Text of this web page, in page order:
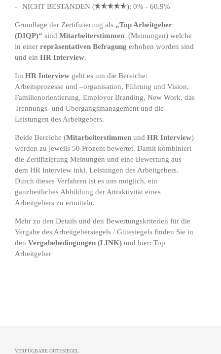
NICHT BESTANDEN (
): 0% - 60.9%
Grundlage der Zertifizierung als „Top Arbeitgeber
(DIQP)“ sind Mitarbeiterstimmen (Meinungen) welche
in einer repräsentativen Befragung erhoben worden sind
und ein HR Interview.
Im HR Interview geht es um die Bereiche:
Arbeitsprozesse und –organisation, Führung und Vision,
Familienorientierung, Employer Branding, New Work, das
Trennungs- und Übergangsmanagement und die
Leistungen des Arbeitgebers.
Beide Bereiche (Mitarbeiterstimmen und HR Interview)
werden zu jeweils 50 Prozent bewertet. Damit kombiniert
die Zertifizierung Meinungen und eine Bewertung aus
dem HR Interview inkl. Leistungen des Arbeitgebers.
Durch dieses Verfahren ist es uns möglich, ein
ganzheitliches Abbildung der Attraktivität eines
Arbeitgebers zu ermitteln.
Mehr zu den Details und den Bewertungskriterien für die
Vergabe des Arbeitgebersiegels / Gütesiegels finden Sie in
den Vergabebedingungen (LINK) und hier: Top
Arbeitgeber
VERFÜGBARE GÜTESIEGEL